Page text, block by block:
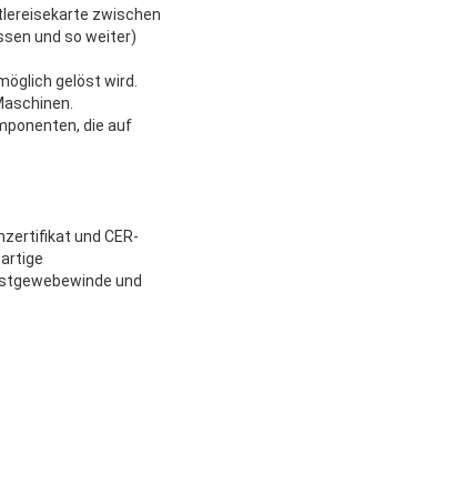
zwischen
und so weiter)
gelöst wird.
die auf
und CER-
und